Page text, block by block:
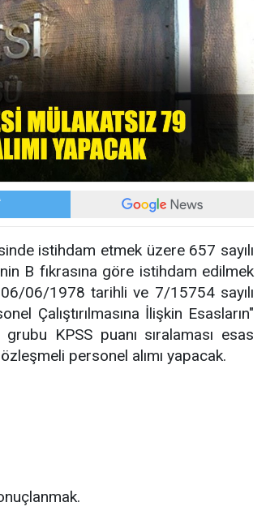
istihdam etmek üzere 657 sayılı
B fıkrasına göre istihdam edilmek
06/1978 tarihli ve 7/15754 sayılı
Çalıştırılmasına İlişkin Esasların"
KPSS puanı sıralaması esas
personel alımı yapacak.